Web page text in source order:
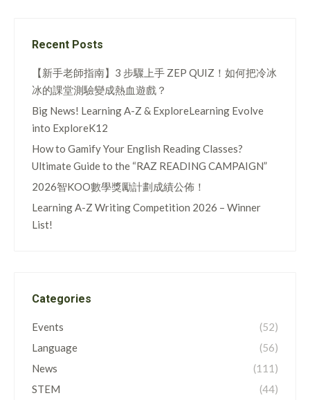
Recent Posts
【新手老師指南】3 步驟上手 ZEP QUIZ！如何把冷冰
冰的課堂測驗變成熱血遊戲？
Big News! Learning A-Z & ExploreLearning Evolve
into ExploreK12
How to Gamify Your English Reading Classes?
Ultimate Guide to the “RAZ READING CAMPAIGN”
2026智KOO數學獎勵計劃成績公佈！
Learning A-Z Writing Competition 2026 – Winner
List!
Categories
Events
(52)
Language
(56)
News
(111)
STEM
(44)